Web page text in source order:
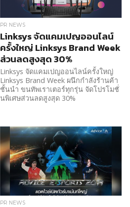
PR NEWS
Linksys จัดแคมเปญออนไลน์
ครั้งใหญ่ Linksys Brand Week
ส่วนลดสูงสุด 30%
Linksys จัดแคมเปญออนไลน์ครั้งใหญ่
Linksys Brand Week ผนึกกำลังร้านค้า
ชั้นนำ ขนทัพเราเตอร์ทุกรุ่น จัดโปรโมชั่
นพิเศษส่วนลดสูงสุด 30%
PR NEWS